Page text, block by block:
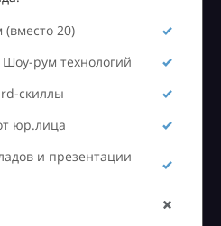
(вместо 20)
рум технологий
скиллы
юр.лица
и презентации